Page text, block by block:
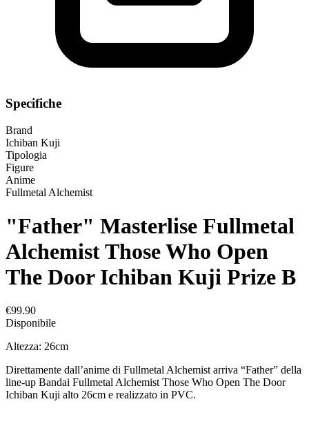
Specifiche
Brand
Ichiban Kuji
Tipologia
Figure
Anime
Fullmetal Alchemist
"Father" Masterlise Fullmetal
Alchemist Those Who Open
The Door Ichiban Kuji Prize B
€99.90
Disponibile
Altezza: 26cm
Direttamente dall’anime di Fullmetal Alchemist arriva “Father” della
line-up Bandai Fullmetal Alchemist Those Who Open The Door
Ichiban Kuji alto 26cm e realizzato in PVC.